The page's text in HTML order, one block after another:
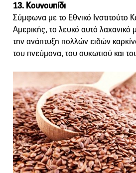
13. Κουνουπίδι
Σύμφωνα με το Εθνικό Ινστιτούτο
Αμερικής, το λευκό αυτό λαχανικό
την ανάπτυξη πολλών ειδών
του πνεύμονα, του συκωτιού και